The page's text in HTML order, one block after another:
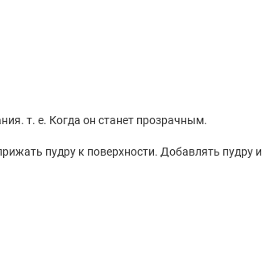
т. е. Когда он станет прозрачным.
пудру к поверхности. Добавлять пудру и